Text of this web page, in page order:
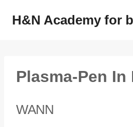
H&N Academy for
Plasma-Pen In
WANN